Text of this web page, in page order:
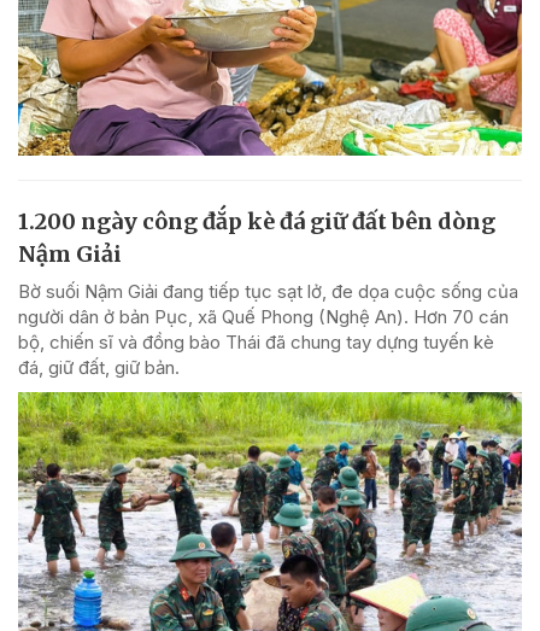
1.200 ngày công đắp kè đá giữ đất bên dòng
Nậm Giải
Bờ suối Nậm Giải đang tiếp tục sạt lở, đe dọa cuộc sống của
người dân ở bản Pục, xã Quế Phong (Nghệ An). Hơn 70 cán
bộ, chiến sĩ và đồng bào Thái đã chung tay dựng tuyến kè
đá, giữ đất, giữ bản.